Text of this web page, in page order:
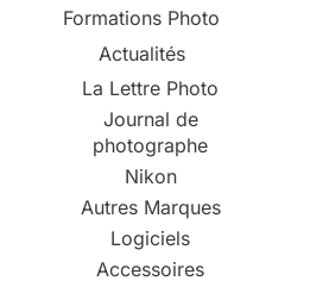
Formations Photo
Actualités
La Lettre Photo
Journal de
photographe
Nikon
Autres Marques
Logiciels
Accessoires